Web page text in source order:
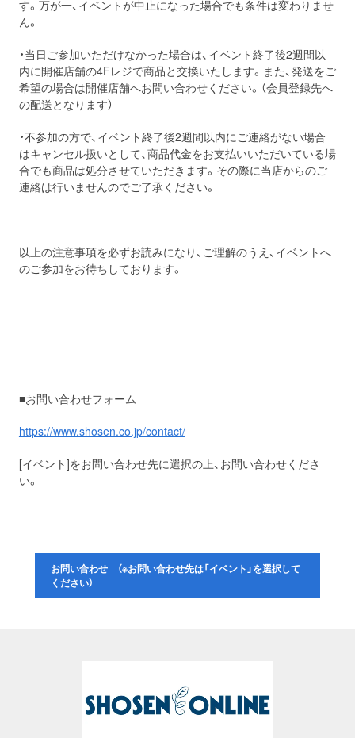
す。万が一、イベントが中止になった場合でも条件は変わりませ
ん。
・当日ご参加いただけなかった場合は、イベント終了後2週間以
内に開催店舗の4Fレジで商品と交換いたします。また、発送をご
希望の場合は開催店舗へお問い合わせください。（会員登録先へ
の配送となります）
・不参加の方で、イベント終了後2週間以内にご連絡がない場合
はキャンセル扱いとして、商品代金をお支払いいただいている場
合でも商品は処分させていただきます。その際に当店からのご
連絡は行いませんのでご了承ください。
以上の注意事項を必ずお読みになり、ご理解のうえ、イベントへ
のご参加をお待ちしております。
■お問い合わせフォーム
https://www.shosen.co.jp/contact/
[イベント]をお問い合わせ先に選択の上、お問い合わせくださ
い。
お問い合わせ （※お問い合わせ先は「イベント」を選択して
ください）